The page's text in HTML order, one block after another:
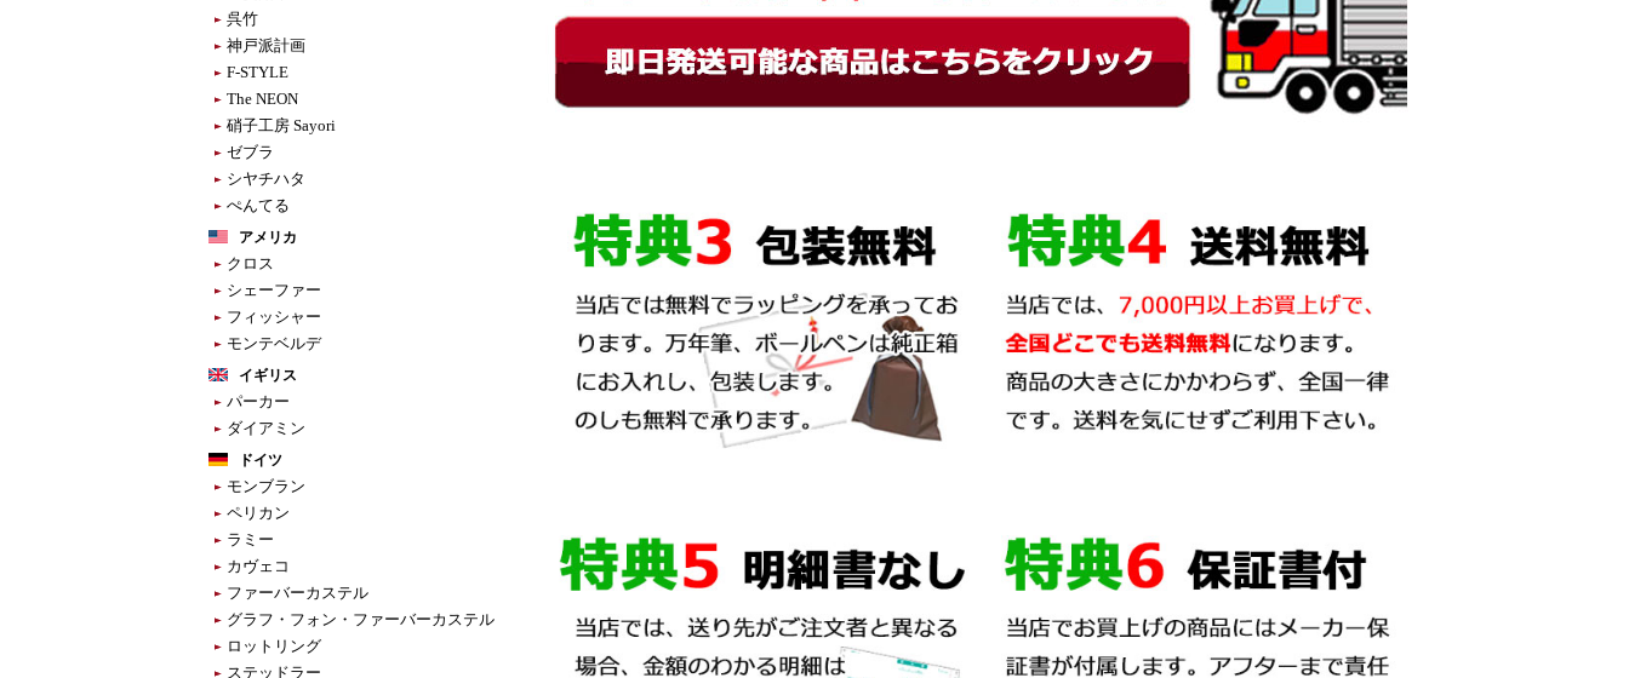
呉竹
神戸派計画
F-STYLE
The NEON
硝子工房 Sayori
ゼブラ
シヤチハタ
ぺんてる
アメリカ
クロス
シェーファー
フィッシャー
モンテベルデ
イギリス
パーカー
ダイアミン
ドイツ
モンブラン
ペリカン
ラミー
カヴェコ
ファーバーカステル
グラフ・フォン・ファーバーカステル
ロットリング
ステッドラー